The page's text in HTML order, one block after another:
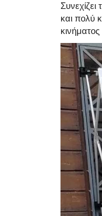
και πολύ